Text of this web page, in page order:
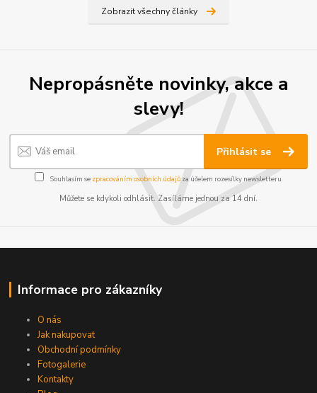
Zobrazit všechny články
Nepropásněte novinky, akce a
slevy!
Přihlásit se
Souhlasím se zpracováním osobních údajůza účelem rozesílky newsletteru.
Můžete se kdykoli odhlásit. Zasíláme jednou za 14 dní.
Informace pro zákazníky
O nás
Jak nakupovat
Obchodní podmínky
Fotogalerie
Kontakty